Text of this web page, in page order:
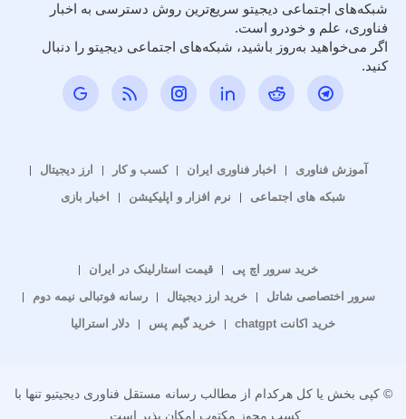
شبکه‌های اجتماعی دیجیتو سریع‌ترین روش دسترسی به اخبار
فناوری، علم و خودرو است.
اگر می‌خواهید به‌روز باشید، شبکه‌های اجتماعی دیجیتو را دنبال
کنید.
آموزش فناوری اخبار فناوری ایران کسب و کار
ارز دیجیتال
شبکه های اجتماعی
نرم افزار و اپلیکیشن اخبار بازی
خرید سرور اچ پی
قیمت استارلینک در ایران
سرور اختصاصی شاتل
خرید ارز دیجیتال
رسانه فوتبالی نیمه دوم
خرید اکانت chatgpt
خرید گیم پس دلار استرالیا
© کپی بخش یا کل هرکدام از مطالب رسانه مستقل فناوری دیجیتیو تنها با
کسب مجوز مکتوب امکان پذیر است.